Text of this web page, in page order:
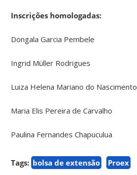
Inscrições homologadas:
Dongala Garcia Pembele
Ingrid Müller Rodrigues
Luiza Helena Mariano do Nascimento
Maria Elis Pereira de Carvalho
Paulina Fernandes Chapuculua
Tags: bolsa de extensão Proex